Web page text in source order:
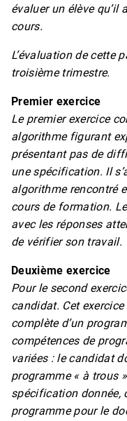
évaluer un élève qu’il
cours.
L’évaluation de cette
troisième trimestre.
Premier exercice
Le premier exercice
algorithme figurant
présentant pas de
une spécification. Il
algorithme rencontré
cours de formation.
avec les réponses
de vérifier son travail.
Deuxième exercice
Pour le second
candidat. Cet
complète d’un
compétences de
variées : le candidat
programme « à trous
spécification donnée,
programme pour le